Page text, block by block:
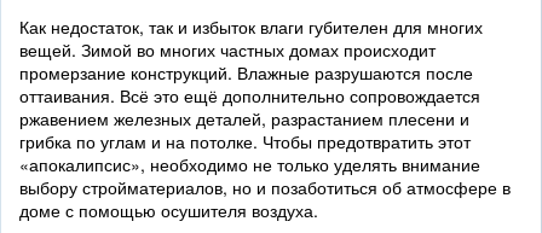
Как недостаток, так и избыток влаги губителен для многих
вещей. Зимой во многих частных домах происходит
промерзание конструкций. Влажные разрушаются после
оттаивания. Всё это ещё дополнительно сопровождается
ржавением железных деталей, разрастанием плесени и
грибка по углам и на потолке. Чтобы предотвратить этот
«апокалипсис», необходимо не только уделять внимание
выбору стройматериалов, но и позаботиться об атмосфере в
доме с помощью осушителя воздуха.